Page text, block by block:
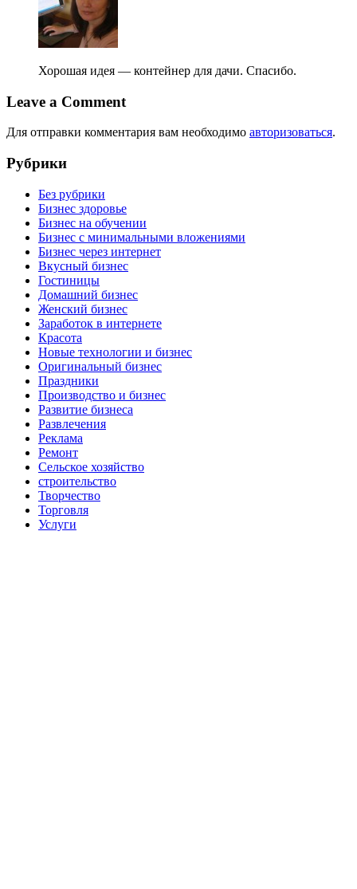
Хорошая идея — контейнер для дачи. Спасибо.
Leave a Comment
Для отправки комментария вам необходимо авторизоваться.
Рубрики
Без рубрики
Бизнес здоровье
Бизнес на обучении
Бизнес с минимальными вложениями
Бизнес через интернет
Вкусный бизнес
Гостиницы
Домашний бизнес
Женский бизнес
Заработок в интернете
Красота
Новые технологии и бизнес
Оригинальный бизнес
Праздники
Производство и бизнес
Развитие бизнеса
Развлечения
Реклама
Ремонт
Сельское хозяйство
строительство
Творчество
Торговля
Услуги